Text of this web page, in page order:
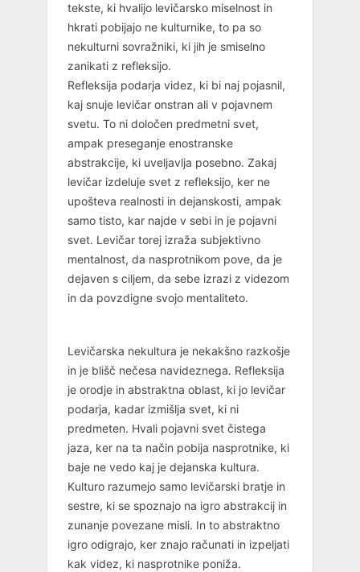
tekste, ki hvalijo levičarsko miselnost in
hkrati pobijajo ne kulturnike, to pa so
nekulturni sovražniki, ki jih je smiselno
zanikati z refleksijo.
Refleksija podarja videz, ki bi naj pojasnil,
kaj snuje levičar onstran ali v pojavnem
svetu. To ni določen predmetni svet,
ampak preseganje enostranske
abstrakcije, ki uveljavlja posebno. Zakaj
levičar izdeluje svet z refleksijo, ker ne
upošteva realnosti in dejanskosti, ampak
samo tisto, kar najde v sebi in je pojavni
svet. Levičar torej izraža subjektivno
mentalnost, da nasprotnikom pove, da je
dejaven s ciljem, da sebe izrazi z videzom
in da povzdigne svojo mentaliteto.
Levičarska nekultura je nekakšno razkošje
in je blišč nečesa navideznega. Refleksija
je orodje in abstraktna oblast, ki jo levičar
podarja, kadar izmišlja svet, ki ni
predmeten. Hvali pojavni svet čistega
jaza, ker na ta način pobija nasprotnike, ki
baje ne vedo kaj je dejanska kultura.
Kulturo razumejo samo levičarski bratje in
sestre, ki se spoznajo na igro abstrakcij in
zunanje povezane misli. In to abstraktno
igro odigrajo, ker znajo računati in izpeljati
kak videz, ki nasprotnike poniža.